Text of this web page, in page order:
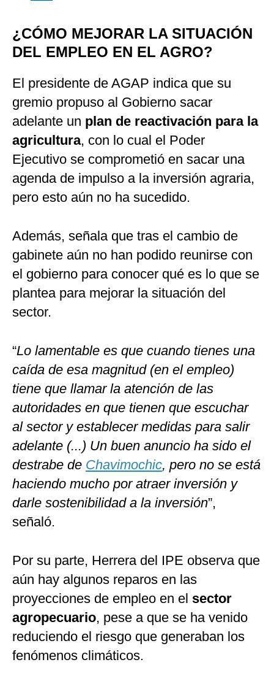
¿CÓMO MEJORAR LA SITUACIÓN
DEL EMPLEO EN EL AGRO?
El presidente de AGAP indica que su
gremio propuso al Gobierno sacar
adelante un plan de reactivación para la
agricultura, con lo cual el Poder
Ejecutivo se comprometió en sacar una
agenda de impulso a la inversión agraria,
pero esto aún no ha sucedido.
Además, señala que tras el cambio de
gabinete aún no han podido reunirse con
el gobierno para conocer qué es lo que se
plantea para mejorar la situación del
sector.
“Lo lamentable es que cuando tienes una
caída de esa magnitud (en el empleo)
tiene que llamar la atención de las
autoridades en que tienen que escuchar
al sector y establecer medidas para salir
adelante (...) Un buen anuncio ha sido el
destrabe de Chavimochic, pero no se está
haciendo mucho por atraer inversión y
darle sostenibilidad a la inversión”,
señaló.
Por su parte, Herrera del IPE observa que
aún hay algunos reparos en las
proyecciones de empleo en el sector
agropecuario, pese a que se ha venido
reduciendo el riesgo que generaban los
fenómenos climáticos.